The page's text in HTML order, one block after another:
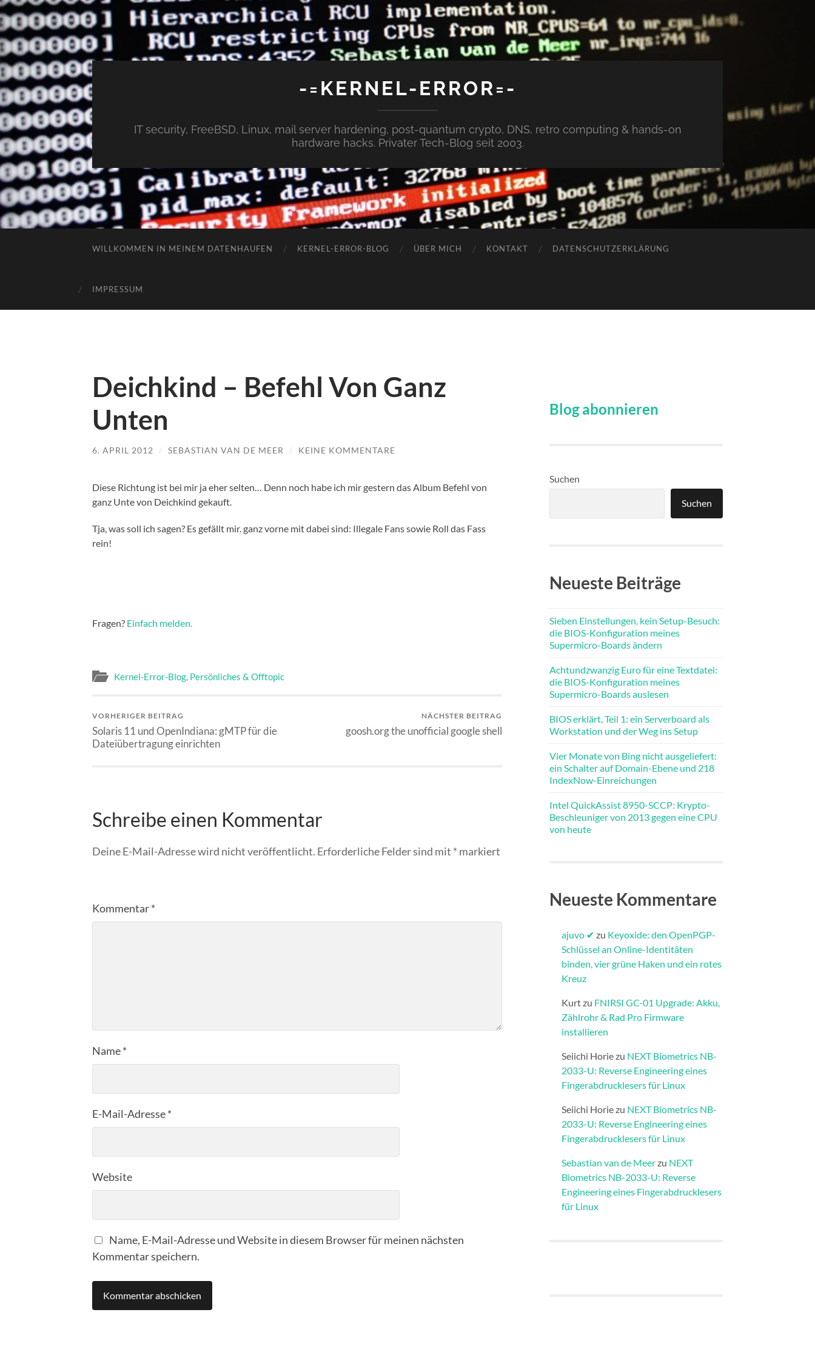
-=KERNEL-ERROR=-
IT security, FreeBSD, Linux, mail server hardening, post-quantum crypto, DNS, retro computing & hands-on
hardware hacks. Privater Tech-Blog seit 2003.
WILLKOMMEN IN MEINEM DATENHAUFEN KERNEL-ERROR-BLOG ÜBER MICH KONTAKT DATENSCHUTZERKLÄRUNG
IMPRESSUM
Deichkind – Befehl Von Ganz
Unten
6. APRIL 2012 / SEBASTIAN VAN DE MEER / KEINE KOMMENTARE
Diese Richtung ist bei mir ja eher selten… Denn noch habe ich mir gestern das Album Befehl von
ganz Unte von Deichkind gekauft.
Tja, was soll ich sagen? Es gefällt mir. ganz vorne mit dabei sind: Illegale Fans sowie Roll das Fass
rein!
Fragen? Einfach melden.
Kernel-Error-Blog, Persönliches & Offtopic
VORHERIGER BEITRAG
Solaris 11 und OpenIndiana: gMTP für die
Dateiübertragung einrichten
NÄCHSTER BEITRAG
goosh.org the unofficial google shell
Schreibe einen Kommentar
Deine E-Mail-Adresse wird nicht veröffentlicht. Erforderliche Felder sind mit * markiert
Kommentar*
Name*
E-Mail-Adresse*
Website
Name, E-Mail-Adresse und Website in diesem Browser für meinen nächsten
Kommentar speichern.
Blog abonnieren
Suchen
Suchen
Neueste Beiträge
Sieben Einstellungen, kein Setup-Besuch:
die BIOS-Konfiguration meines
Supermicro-Boards ändern
Achtundzwanzig Euro für eine Textdatei:
die BIOS-Konfiguration meines
Supermicro-Boards auslesen
BIOS erklärt, Teil 1: ein Serverboard als
Workstation und der Weg ins Setup
Vier Monate von Bing nicht ausgeliefert:
ein Schalter auf Domain-Ebene und 218
IndexNow-Einreichungen
Intel QuickAssist 8950-SCCP: Krypto-
Beschleuniger von 2013 gegen eine CPU
von heute
Neueste Kommentare
ajuvo ✔ zu Keyoxide: den OpenPGP-
Schlüssel an Online-Identitäten
binden, vier grüne Haken und ein rotes
Kreuz
Kurtzu FNIRSI GC-01 Upgrade: Akku,
Zählrohr & Rad Pro Firmware
installieren​
Seiichi Horiezu NEXT Biometrics NB-
2033-U: Reverse Engineering eines
Fingerabdrucklesers für Linux
Seiichi Horiezu NEXT Biometrics NB-
2033-U: Reverse Engineering eines
Fingerabdrucklesers für Linux
Sebastian van de Meerzu NEXT
Biometrics NB-2033-U: Reverse
Engineering eines Fingerabdrucklesers
für Linux